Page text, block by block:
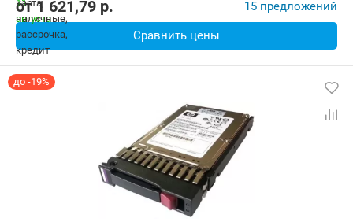
от1 621,79 p. 15 предложений
Сравнить цены
до -19%